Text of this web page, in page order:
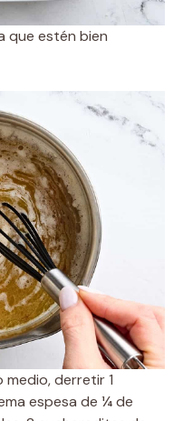
que estén bien
medio, derretir 1
espesa de ¼ de